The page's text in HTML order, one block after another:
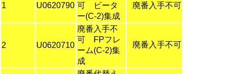
1 U0620790 可 ビータ
ー(C-2)集成
廃番入手不可
2 U0620710
廃番入手不
可 FPフレ
ーム(C-2)集
成
廃番入手不可